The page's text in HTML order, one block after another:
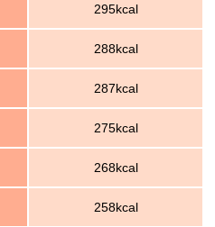
295kcal
288kcal
287kcal
275kcal
268kcal
258kcal